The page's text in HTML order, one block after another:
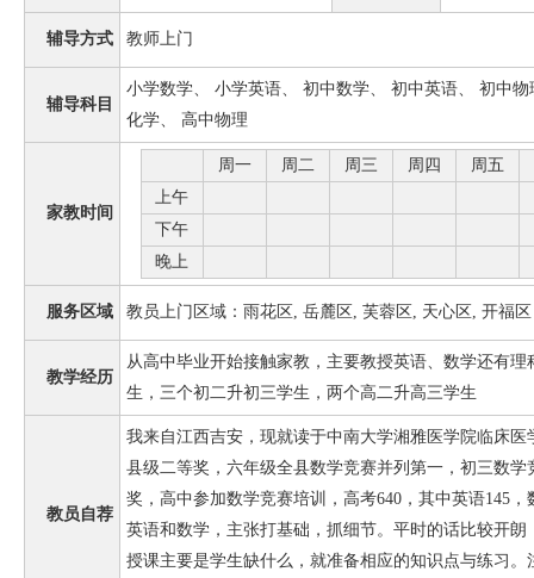
辅导方式 教师上门
辅导科目
小学数学、 小学英语、 初中数学、 初中英语、 初中
化学、 高中物理
家教时间
周一 周二 周三 周四 周五
上午
下午
晚上
服务区域 教员上门区域：雨花区, 岳麓区, 芙蓉区, 天心区, 开福区
教学经历
从高中毕业开始接触家教，主要教授英语、数学还有
生，三个初二升初三学生，两个高二升高三学生
教员自荐
我来自江西吉安，现就读于中南大学湘雅医学院临床
县级二等奖，六年级全县数学竞赛并列第一，初三数
奖，高中参加数学竞赛培训，高考640，其中英语145，
英语和数学，主张打基础，抓细节。平时的话比较开
授课主要是学生缺什么，就准备相应的知识点与练习